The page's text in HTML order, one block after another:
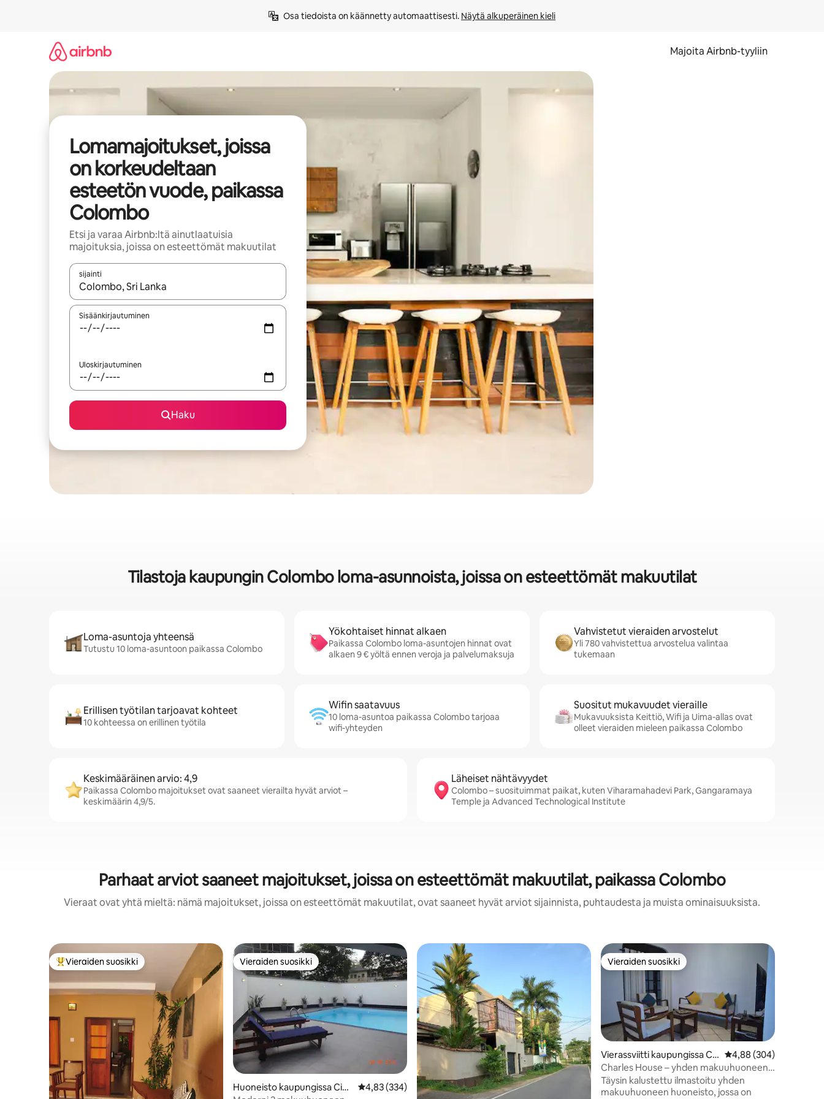
Osa tiedoista on käännetty automaattisesti. Näytä alkuperäinen kieli
Majoita Airbnb-tyyliin
Lomamajoitukset, joissa
on korkeudeltaan
esteetön vuode, paikassa
Colombo
Etsi ja varaa Airbnb:ltä ainutlaatuisia
majoituksia, joissa on esteettömät makuutilat
sijainti
Kun tulokset ovat saatavilla, navigoi ylös- ja alas-nuolinäppäimillä tai tutustu koskettamalla tai pyyhkäisemällä.
Sisäänkirjautuminen
Uloskirjautuminen
Haku
Tilastoja kaupungin Colombo loma-asunnoista, joissa on esteettömät makuutilat
Loma-asuntoja yhteensä
Tutustu 10 loma-asuntoon paikassa Colombo
Yökohtaiset hinnat alkaen
Paikassa Colombo loma-asuntojen hinnat ovat
alkaen 9 € yöltä ennen veroja ja palvelumaksuja
Vahvistetut vieraiden arvostelut
Yli 780 vahvistettua arvostelua valintaa
tukemaan
Erillisen työtilan tarjoavat kohteet
10 kohteessa on erillinen työtila
Wifin saatavuus
10 loma-asuntoa paikassa Colombo tarjoaa
wifi-yhteyden
Suositut mukavuudet vieraille
Mukavuuksista Keittiö, Wifi ja Uima-allas ovat
olleet vieraiden mieleen paikassa Colombo
Keskimääräinen arvio: 4,9
Paikassa Colombo majoitukset ovat saaneet vierailta hyvät arviot –
keskimäärin 4,9/5.
Läheiset nähtävyydet
Colombo – suosituimmat paikat, kuten Viharamahadevi Park, Gangaramaya
Temple ja Advanced Technological Institute
Parhaat arviot saaneet majoitukset, joissa on esteettömät makuutilat, paikassa Colombo
Vieraat ovat yhtä mieltä: nämä majoitukset, joissa on esteettömät makuutilat, ovat saaneet hyvät arviot sijainnista, puhtaudesta ja muista ominaisuuksista.
Vieraiden suosikkien parhaimmistoa
Vieraiden suosikki Vieraiden suosikki
Vieraiden suosikki
Huoneisto kaupungissa Cinn
Keskimääräinen arvio 4,83/5, 334 arvostelua
4,83 (334)
Vieraiden suosikki
Vieraiden suosikki
Vierassviitti kaupungissa Col
ombo
Keskimääräinen arvio
4,88 (304)
Charles House – yhden makuuhuoneen
huoneisto
Täysin kalustettu ilmastoitu yhden
makuuhuoneen huoneisto, jossa on